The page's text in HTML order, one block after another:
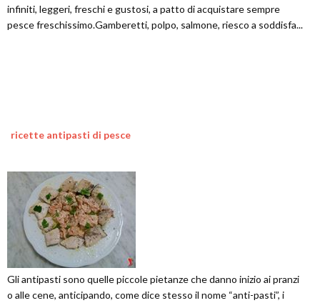
infiniti, leggeri, freschi e gustosi, a patto di acquistare sempre
pesce freschissimo.Gamberetti, polpo, salmone, riesco a soddisfa...
ricette antipasti di pesce
Gli antipasti sono quelle piccole pietanze che danno inizio ai pranzi
o alle cene, anticipando, come dice stesso il nome “anti-pasti”, i